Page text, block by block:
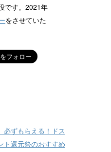
です。2021年
をさせていた
必ずもらえる！ドス
ト還元祭のおすすめ